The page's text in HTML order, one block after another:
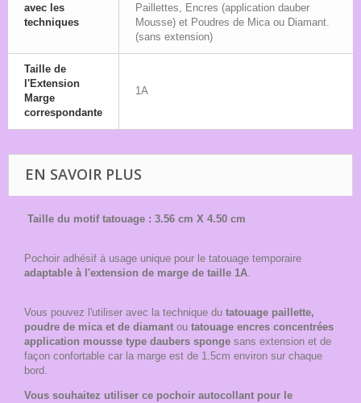
avec les
techniques
Paillettes, Encres (application dauber
Mousse) et Poudres de Mica ou Diamant.
(sans extension)
Taille de
l'Extension
Marge
correspondante
1A
EN SAVOIR PLUS
Taille du motif tatouage : 3.56 cm X 4.50 cm
Pochoir adhésif à usage unique pour le tatouage temporaire
adaptable à l'extension de marge de taille 1A.
Vous pouvez l'utiliser avec la technique du tatouage paillette,
poudre de mica et de diamant ou tatouage encres concentrées
application mousse type daubers sponge sans extension et de
façon confortable car la marge est de 1.5cm environ sur chaque
bord.
Vous souhaitez utiliser ce pochoir autocollant pour le